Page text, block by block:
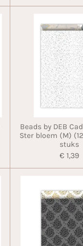
Beads by DEB
Ster bloem (M)
stuks
€ 1,39